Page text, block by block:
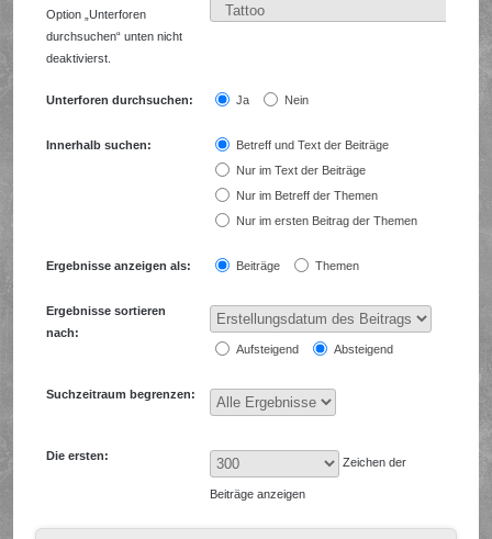
Option „Unterforen
durchsuchen“ unten nicht
deaktivierst.
Unterforen durchsuchen: Ja Nein
Innerhalb suchen:
Betreff und Text der Beiträge
Nur im Text der Beiträge
Nur im Betreff der Themen
Nur im ersten Beitrag der Themen
Ergebnisse anzeigen als: Beiträge Themen
Ergebnisse sortieren
nach:
Aufsteigend
Absteigend
Suchzeitraum begrenzen:
Die ersten:
Zeichen der
Beiträge anzeigen